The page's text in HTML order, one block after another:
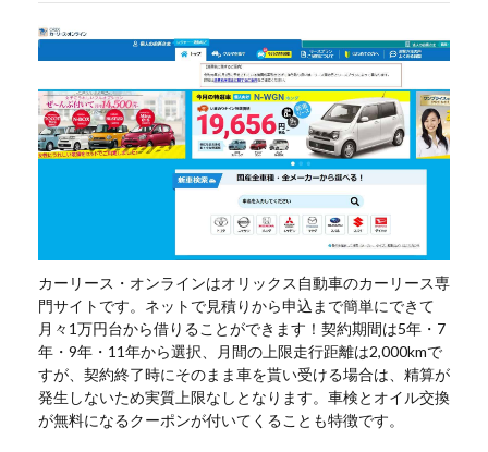
カーリース・オンラインはオリックス自動車のカーリース専
門サイトです。ネットで見積りから申込まで簡単にできて
月々1万円台から借りることができます！契約期間は5年・7
年・9年・11年から選択、月間の上限走行距離は2,000kmで
すが、契約終了時にそのまま車を貰い受ける場合は、精算が
発生しないため実質上限なしとなります。車検とオイル交換
が無料になるクーポンが付いてくることも特徴です。